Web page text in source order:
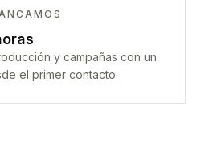
y campañas con un
el primer contacto.